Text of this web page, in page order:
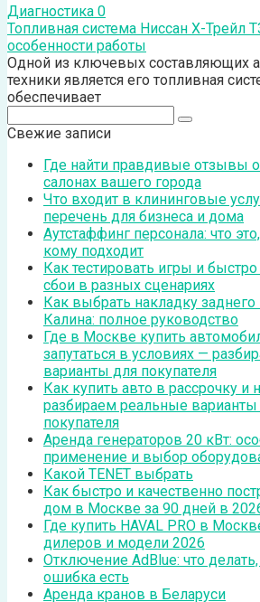
Диагностика 0
Топливная система Ниссан Х-Трейл
особенности работы
Одной из ключевых составляющих
техники является его топливная
обеспечивает
Свежие записи
Где найти правдивые отзывы
салонах вашего города
Что входит в клининговые
перечень для бизнеса и дома
Аутстаффинг персонала: что
кому подходит
Как тестировать игры и
сбои в разных сценариях
Как выбрать накладку
Калина: полное руководство
Где в Москве купить
запутаться в условиях —
варианты для покупателя
Как купить авто в рассрочку и
разбираем реальные
покупателя
Аренда генераторов 20 кВт:
применение и выбор
Какой TENET выбрать
Как быстро и качественно
дом в Москве за 90 дней в
Где купить HAVAL PRO в
дилеров и модели 2026
Отключение AdBlue: что
ошибка есть
Аренда кранов в Беларуси